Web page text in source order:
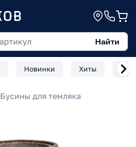
Найти
Новинки Хиты
Бусины для темляка